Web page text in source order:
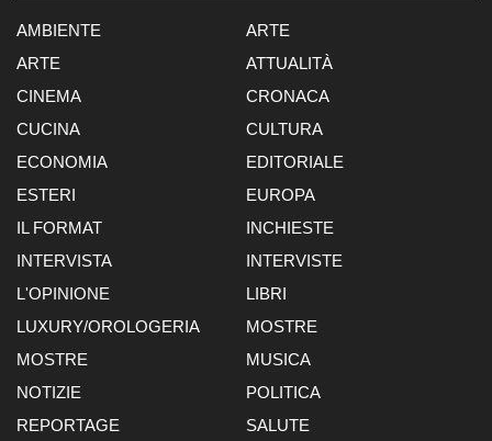
AMBIENTE
ARTE
ARTE
ATTUALITÀ
CINEMA
CRONACA
CUCINA
CULTURA
ECONOMIA
EDITORIALE
ESTERI
EUROPA
IL FORMAT
INCHIESTE
INTERVISTA
INTERVISTE
L'OPINIONE
LIBRI
LUXURY/OROLOGERIA
MOSTRE
MOSTRE
MUSICA
NOTIZIE
POLITICA
REPORTAGE
SALUTE